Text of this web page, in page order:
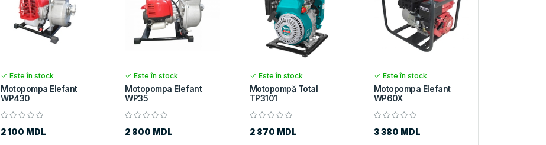
Este în stock
Motopompa Elefant
WP430
2 100 MDL
Este în stock
Motopompa Elefant
WP35
2 800 MDL
Este în stock
Motopompă Total
TP3101
2 870 MDL
Este în stock
Motopompa Elefant
WP60X
3 380 MDL